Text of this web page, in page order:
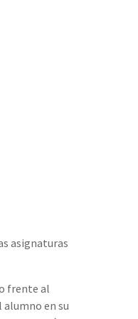
asignaturas
frente al
en su